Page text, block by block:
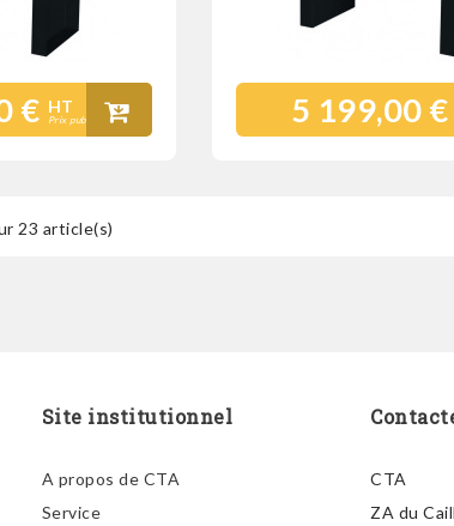
€ HT
Prix public 5 199,00 €
23 article(s)
Site institutionnel
A propos de CTA
Service
CTA
ZA du